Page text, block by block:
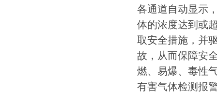
各通道自动显示
体的浓度达到或
取安全措施，并
故，从而保障安
燃、易爆、毒性
有害气体检测报